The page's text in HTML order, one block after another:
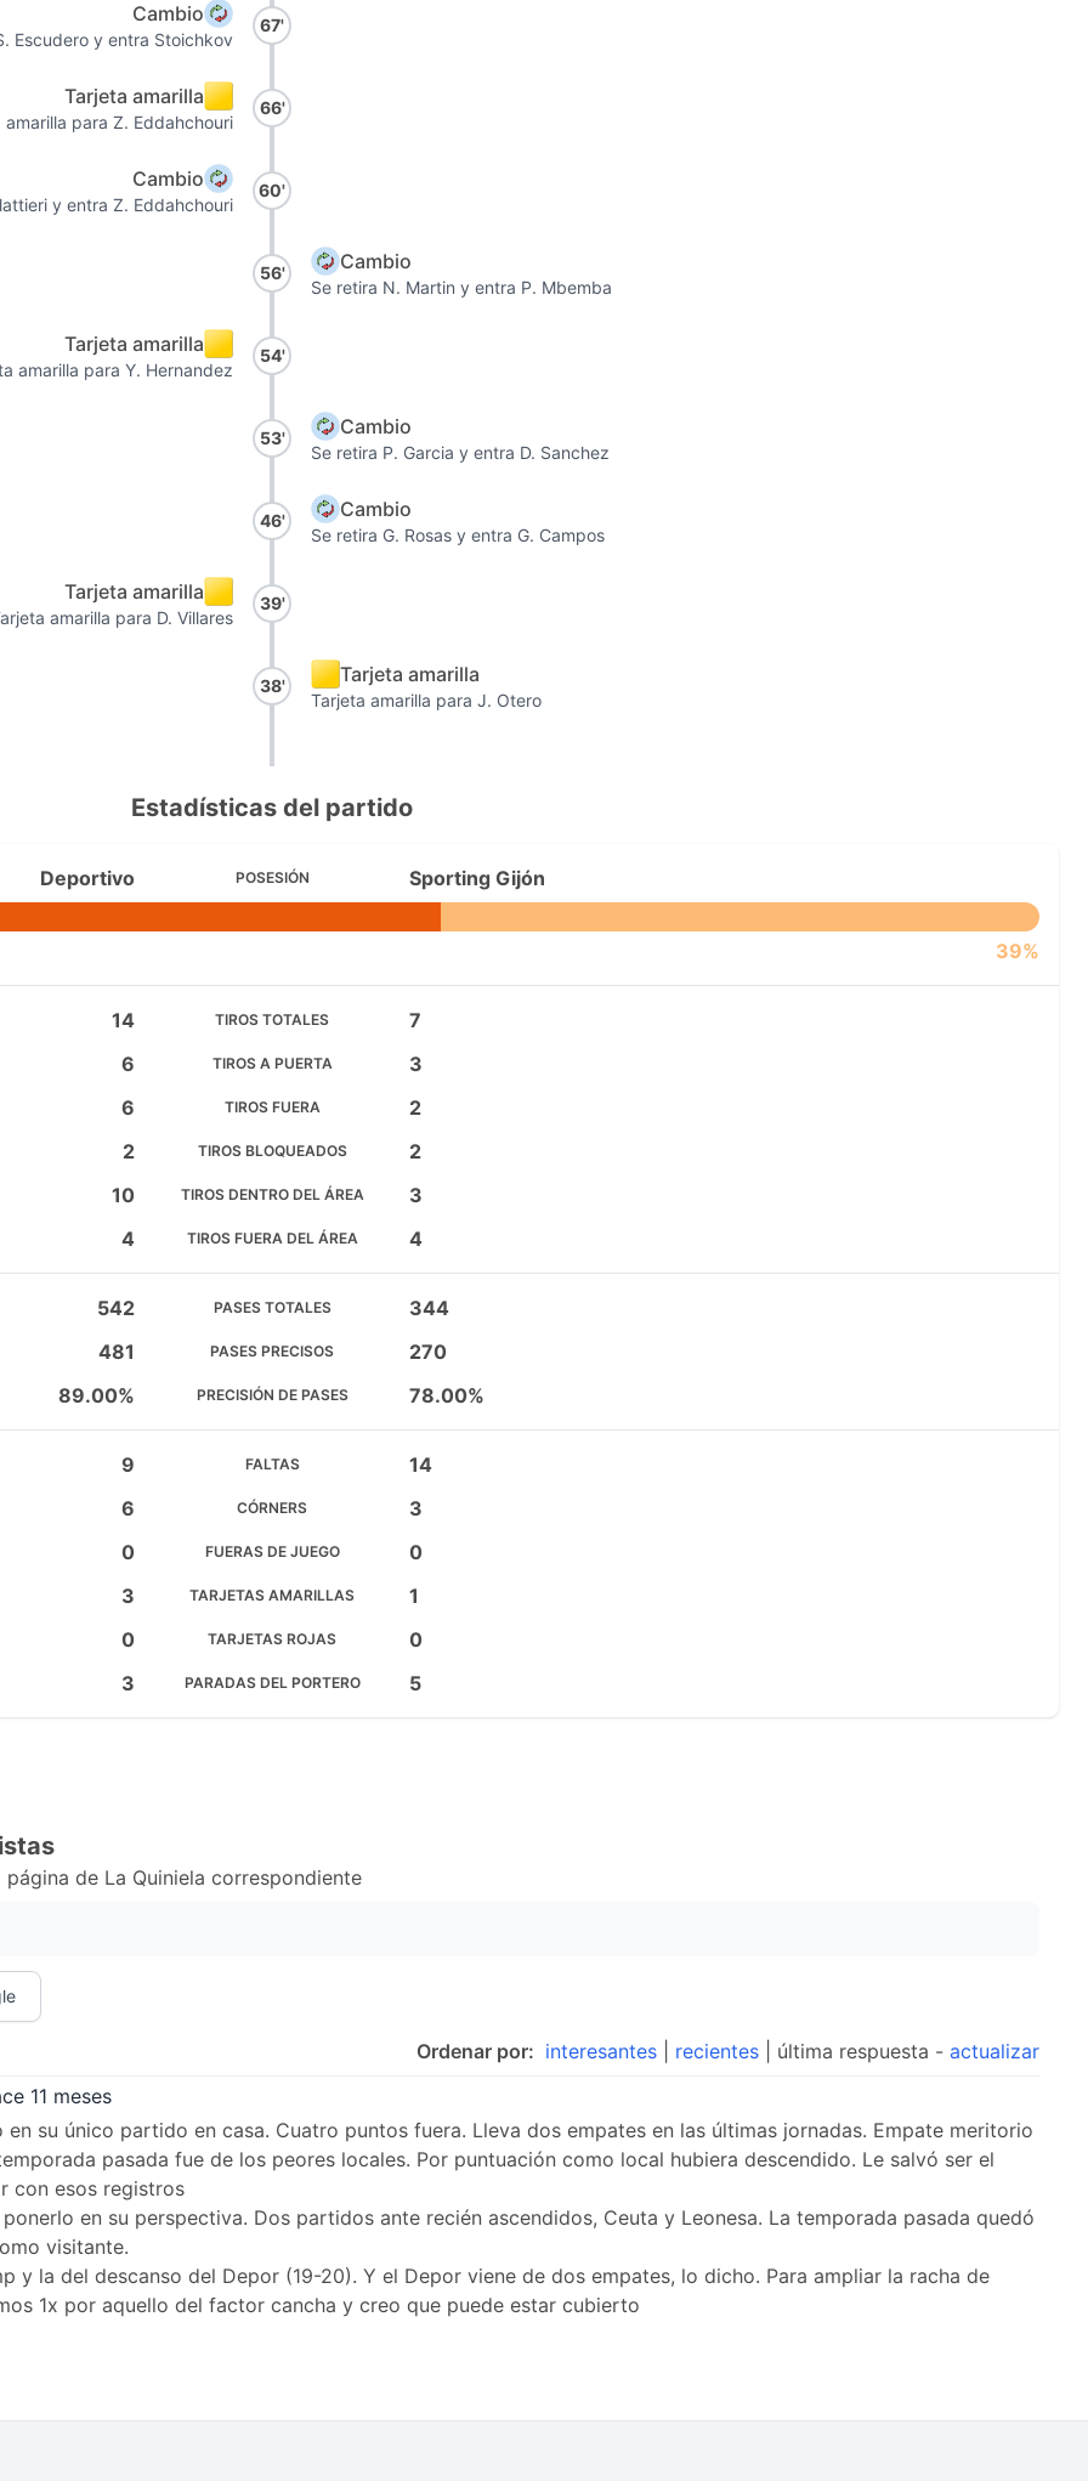
Cambio
Escudero y entra Stoichkov
67'
Tarjeta amarilla
amarilla para Z. Eddahchouri
66'
Cambio
y entra Z. Eddahchouri
60'
56' Cambio
Se retira N. Martin y entra P. Mbemba
Tarjeta amarilla
amarilla para Y. Hernandez
54'
53' Cambio
Se retira P. Garcia y entra D. Sanchez
46' Cambio
Se retira G. Rosas y entra G. Campos
Tarjeta amarilla
amarilla para D. Villares
39'
38' Tarjeta amarilla
Tarjeta amarilla para J. Otero
Estadísticas del partido
Deportivo POSESIÓN Sporting Gijón
39%
14 TIROS TOTALES
7
6
TIROS A PUERTA
3
6
TIROS FUERA
2
2
TIROS BLOQUEADOS
2
10
TIROS DENTRO DEL ÁREA
3
4
TIROS FUERA DEL ÁREA 4
542 PASES TOTALES
344
481
PASES PRECISOS
270
89.00%
PRECISIÓN DE PASES 78.00%
9 FALTAS
14
6
CÓRNERS
3
0
FUERAS DE JUEGO
0
3
TARJETAS AMARILLAS
1
0
TARJETAS ROJAS
0
3
PARADAS DEL PORTERO 5
de La Quiniela correspondiente
Ordenar por: interesantes recientes | última respuesta - actualizar
11 meses
su único partido en casa. Cuatro puntos fuera. Lleva dos empates en las últimas jornadas. Empate meritorio
pasada fue de los peores locales. Por puntuación como local hubiera descendido. Le salvó ser el
con esos registros
en su perspectiva. Dos partidos ante recién ascendidos, Ceuta y Leonesa. La temporada pasada quedó
visitante.
y la del descanso del Depor (19-20). Y el Depor viene de dos empates, lo dicho. Para ampliar la racha de
1x por aquello del factor cancha y creo que puede estar cubierto